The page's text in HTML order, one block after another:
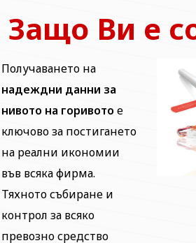
Защо Ви е
Получаването на
надеждни данни за
нивото на горивото е
ключово за постигането
на реални икономии
във всяка фирма.
Тяхното събиране и
контрол за всяко
превозно средство